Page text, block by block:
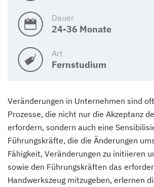
Dauer
24-36 Monate
Art
Fernstudium
Veränderungen in Unternehmen sind
Prozesse, die nicht nur die Akzeptanz
erfordern, sondern auch eine
Führungskräfte, die die Änderungen
Fähigkeit, Veränderungen zu initiieren
sowie den Führungskräften das
Handwerkszeug mitzugeben, erlernen